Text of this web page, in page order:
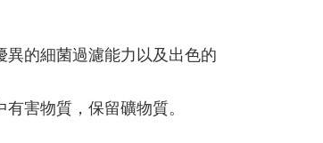
的細菌過濾能力以及出色的
害物質，保留礦物質。